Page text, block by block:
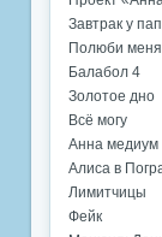
Завтрак у
Полюби
Балабол 4
Золотое дно
Всё могу
Анна медиум
Алиса в
Лимитчицы
Фейк